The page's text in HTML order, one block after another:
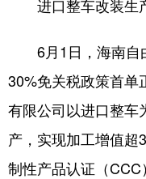
进口整车改装生
6月1日，海南自
30%免关税政策首单
有限公司以进口整车
产，实现加工增值超
制性产品认证（CCC